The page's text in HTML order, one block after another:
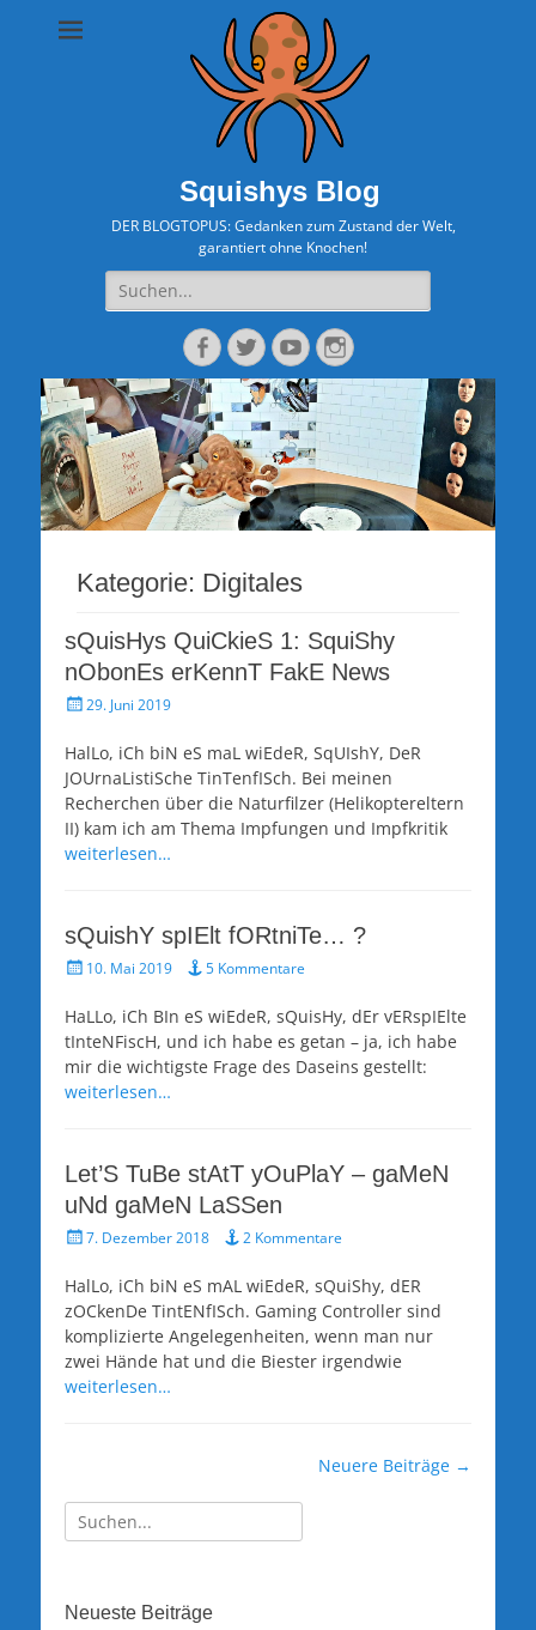
Squishys Blog
DER BLOGTOPUS: Gedanken zum Zustand der Welt,
garantiert ohne Knochen!
Suche
nach:
Facebook
TwitterYouTubeInstagram
Kategorie: Digitales
sQuisHys QuiCkieS 1: SquiShy
nObonEs erKennT FakE News
Veröffentlicht
29. Juni 2019
HalLo, iCh biN eS maL wiEdeR, SqUIshY, DeR
JOUrnaListiSche TinTenfISch. Bei meinen
Recherchen über die Naturfilzer (Helikoptereltern
II) kam ich am Thema Impfungen und Impfkritik
weiterlesen…
sQuishY spIElt fORtniTe… ?
Veröffentlicht
10. Mai 2019 5 Kommentare
HaLLo, iCh BIn eS wiEdeR, sQuisHy, dEr vERspIElte
tInteNFiscH, und ich habe es getan – ja, ich habe
mir die wichtigste Frage des Daseins gestellt:
weiterlesen…
Let’S TuBe stAtT yOuPlaY – gaMeN
uNd gaMeN LaSSen
Veröffentlicht
7. Dezember 2018 2 Kommentare
HalLo, iCh biN eS mAL wiEdeR, sQuiShy, dER
zOCkenDe TintENfISch. Gaming Controller sind
komplizierte Angelegenheiten, wenn man nur
zwei Hände hat und die Biester irgendwie
weiterlesen…
Neuere Beiträge →
Suche
nach:
Neueste Beiträge